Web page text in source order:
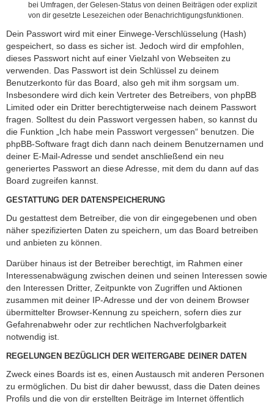
bei Umfragen, der Gelesen-Status von deinen Beiträgen oder explizit
von dir gesetzte Lesezeichen oder Benachrichtigungsfunktionen.
Dein Passwort wird mit einer Einwege-Verschlüsselung (Hash)
gespeichert, so dass es sicher ist. Jedoch wird dir empfohlen,
dieses Passwort nicht auf einer Vielzahl von Webseiten zu
verwenden. Das Passwort ist dein Schlüssel zu deinem
Benutzerkonto für das Board, also geh mit ihm sorgsam um.
Insbesondere wird dich kein Vertreter des Betreibers, von phpBB
Limited oder ein Dritter berechtigterweise nach deinem Passwort
fragen. Solltest du dein Passwort vergessen haben, so kannst du
die Funktion „Ich habe mein Passwort vergessen“ benutzen. Die
phpBB-Software fragt dich dann nach deinem Benutzernamen und
deiner E-Mail-Adresse und sendet anschließend ein neu
generiertes Passwort an diese Adresse, mit dem du dann auf das
Board zugreifen kannst.
GESTATTUNG DER DATENSPEICHERUNG
Du gestattest dem Betreiber, die von dir eingegebenen und oben
näher spezifizierten Daten zu speichern, um das Board betreiben
und anbieten zu können.
Darüber hinaus ist der Betreiber berechtigt, im Rahmen einer
Interessenabwägung zwischen deinen und seinen Interessen sowie
den Interessen Dritter, Zeitpunkte von Zugriffen und Aktionen
zusammen mit deiner IP-Adresse und der von deinem Browser
übermittelter Browser-Kennung zu speichern, sofern dies zur
Gefahrenabwehr oder zur rechtlichen Nachverfolgbarkeit
notwendig ist.
REGELUNGEN BEZÜGLICH DER WEITERGABE DEINER DATEN
Zweck eines Boards ist es, einen Austausch mit anderen Personen
zu ermöglichen. Du bist dir daher bewusst, dass die Daten deines
Profils und die von dir erstellten Beiträge im Internet öffentlich